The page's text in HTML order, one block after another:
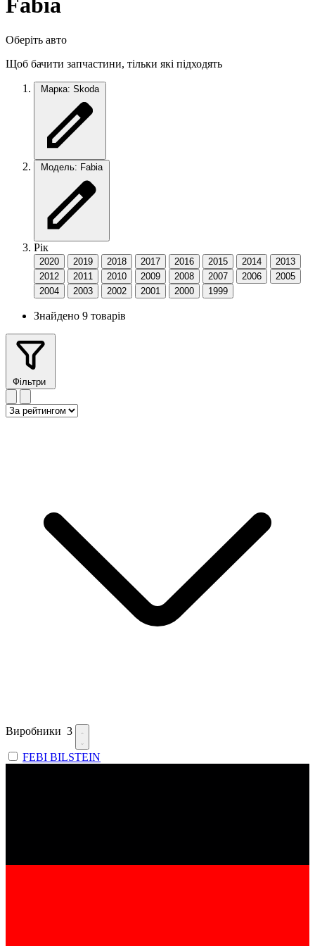
Fabia
Оберіть авто
Щоб бачити запчастини, тільки які підходять
Марка: Skoda
Модель: Fabia
Рік
2020 2019 2018 2017 2016 2015 2014
2013
2012
2011 2010 2009 2008 2007 2006
2005
2004
2003 2002 2001 2000 1999
Знайдено 9 товарів
Фільтри
Виробники 3
FEBI BILSTEIN